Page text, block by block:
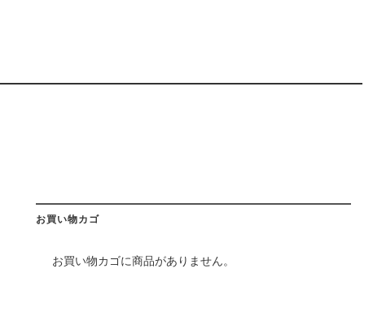
お買い物カゴ
お買い物カゴに商品がありません。